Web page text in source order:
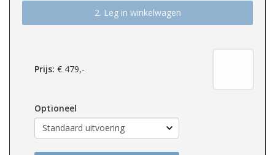
2. Leg in winkelwagen
Prijs: € 479,-
Optioneel